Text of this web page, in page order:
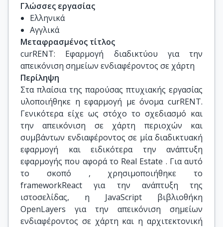
Γλώσσες εργασίας
Ελληνικά
Αγγλικά
Μεταφρασμένος τίτλος
curRENT: Εφαρμογή διαδικτύου για την
απεικόνιση σημείων ενδιαφέροντος σε χάρτη
Περίληψη
Στα πλαίσια της παρούσας πτυχιακής εργασίας
υλοποιήθηκε η εφαρμογή με όνομα curRENT.
Γενικότερα είχε ως στόχο το σχεδιασμό και
την απεικόνιση σε χάρτη περιοχών και
συμβάντων ενδιαφέροντος σε μία διαδικτυακή
εφαρμογή και ειδικότερα την ανάπτυξη
εφαρμογής που αφορά το Real Estate . Για αυτό
το σκοπό , χρησιμοποιήθηκε το
frameworkReact για την ανάπτυξη της
ιστοσελίδας, η JavaScript βιβλιοθήκη
OpenLayers για την απεικόνιση σημείων
ενδιαφέροντος σε χάρτη και η αρχιτεκτονική